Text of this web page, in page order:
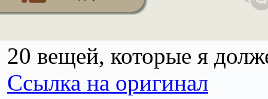
20 вещей, которые я
Ссылка на оригинал